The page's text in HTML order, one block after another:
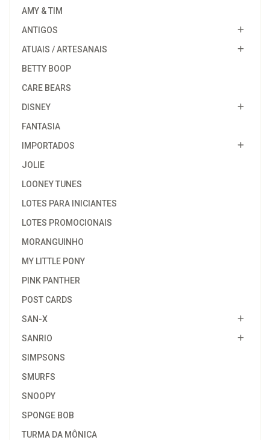
AMY & TIM
ANTIGOS
ATUAIS / ARTESANAIS
BETTY BOOP
CARE BEARS
DISNEY
FANTASIA
IMPORTADOS
JOLIE
LOONEY TUNES
LOTES PARA INICIANTES
LOTES PROMOCIONAIS
MORANGUINHO
MY LITTLE PONY
PINK PANTHER
POST CARDS
SAN-X
SANRIO
SIMPSONS
SMURFS
SNOOPY
SPONGE BOB
TURMA DA MÔNICA